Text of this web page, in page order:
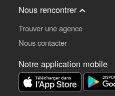
Nous rencontrer
Trouver une agence
Nous contacter
Notre application mobile